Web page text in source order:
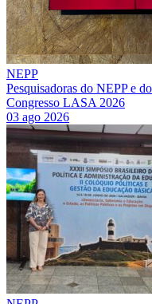
NEPP
Pesquisadoras do NEPP e
Congresso LASA 2026
03 ago 2026